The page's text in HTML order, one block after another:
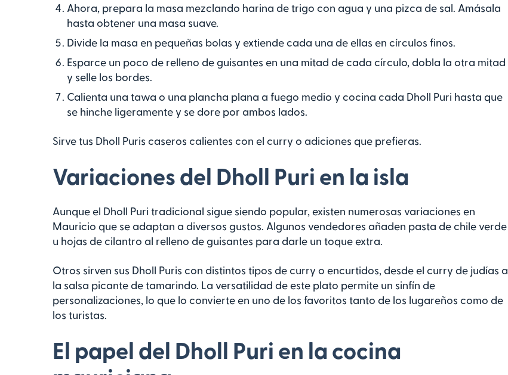
Ahora, prepara la masa mezclando harina de trigo con agua y una pizca de sal. Amásala
hasta obtener una masa suave.
Divide la masa en pequeñas bolas y extiende cada una de ellas en círculos finos.
Esparce un poco de relleno de guisantes en una mitad de cada círculo, dobla la otra mitad
y selle los bordes.
Calienta una tawa o una plancha plana a fuego medio y cocina cada Dholl Puri hasta que
se hinche ligeramente y se dore por ambos lados.
Sirve tus Dholl Puris caseros calientes con el curry o adiciones que prefieras.
Variaciones del Dholl Puri en la isla
Aunque el Dholl Puri tradicional sigue siendo popular, existen numerosas variaciones en
Mauricio que se adaptan a diversos gustos. Algunos vendedores añaden pasta de chile verde
u hojas de cilantro al relleno de guisantes para darle un toque extra.
Otros sirven sus Dholl Puris con distintos tipos de curry o encurtidos, desde el curry de judías a
la salsa picante de tamarindo. La versatilidad de este plato permite un sinfín de
personalizaciones, lo que lo convierte en uno de los favoritos tanto de los lugareños como de
los turistas.
El papel del Dholl Puri en la cocina